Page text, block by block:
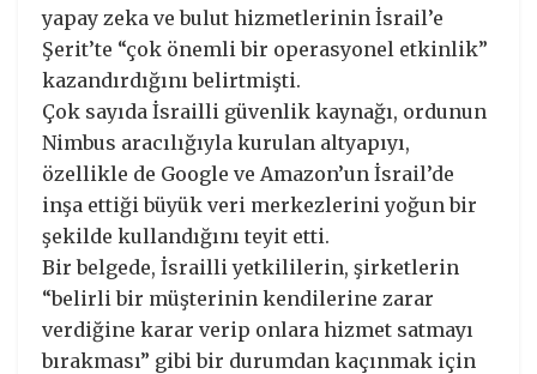
yapay zeka ve bulut hizmetlerinin İsrail’e
Şerit’te “çok önemli bir operasyonel etkinlik”
kazandırdığını belirtmişti.
Çok sayıda İsrailli güvenlik kaynağı, ordunun
Nimbus aracılığıyla kurulan altyapıyı,
özellikle de Google ve Amazon’un İsrail’de
inşa ettiği büyük veri merkezlerini yoğun bir
şekilde kullandığını teyit etti.
Bir belgede, İsrailli yetkililerin, şirketlerin
“belirli bir müşterinin kendilerine zarar
verdiğine karar verip onlara hizmet satmayı
bırakması” gibi bir durumdan kaçınmak için